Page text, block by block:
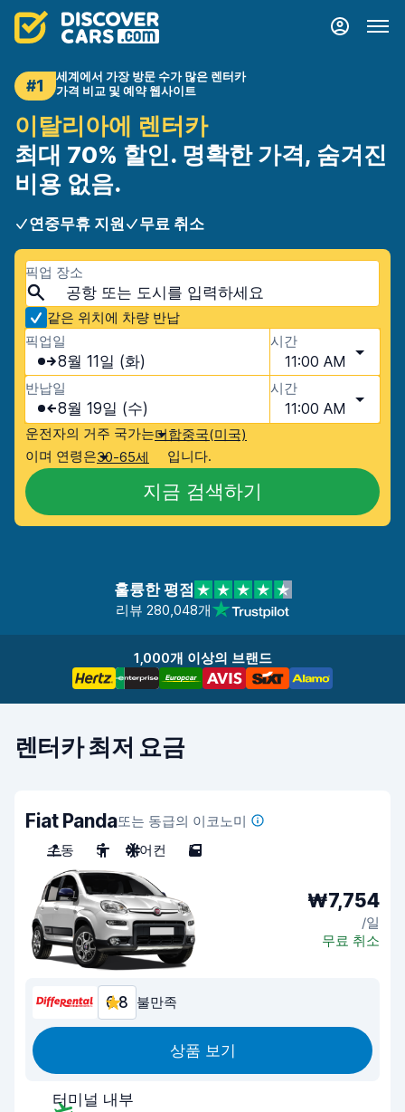
#1
세계에서 가장 방문 수가 많은 렌터카
가격 비교 및 예약 웹사이트
이탈리아에 렌터카
최대 70% 할인. 명확한 가격, 숨겨진
비용 없음.
연중무휴 지원 무료 취소
픽업 장소
같은 위치에 차량 반납
픽업일
8월 11일 (화)
시간
11:00 AM
반납일
8월 19일 (수)
시간
11:00 AM
운전자의 거주 국가는미합중국(미국)
이며 연령은30-65세 입니다.
지금 검색하기
훌륭한 평점
리뷰 280,048개
1,000개 이상의 브랜드
렌터카 최저 요금
Fiat Panda또는 동급의 이코노미
수동
5 에어컨 5
₩7,754
/일
무료 취소
6.8 불만족
상품 보기
터미널 내부